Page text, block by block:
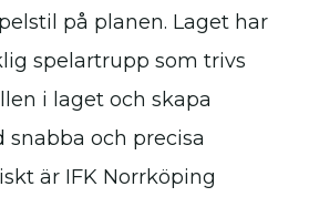
på planen. Laget har
spelartrupp som trivs
i laget och skapa
snabba och precisa
är IFK Norrköping